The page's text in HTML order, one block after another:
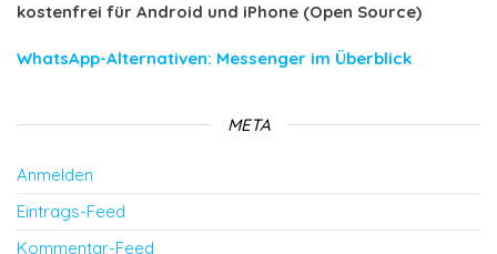
kostenfrei für Android und iPhone (Open Source)
WhatsApp-Alternativen: Messenger im Überblick
META
Anmelden
Eintrags-Feed
Kommentar-Feed